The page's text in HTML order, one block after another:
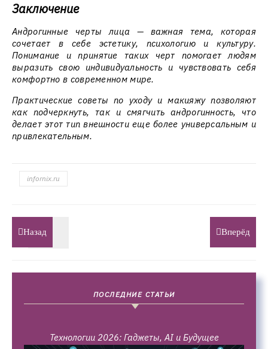
Заключение
Андрогинные черты лица — важная тема, которая
сочетает в себе эстетику, психологию и культуру.
Понимание и принятие таких черт помогает людям
выразить свою индивидуальность и чувствовать себя
комфортно в современном мире.
Практические советы по уходу и макияжу позволяют
как подчеркнуть, так и смягчить андрогинность, что
делает этот тип внешности еще более универсальным и
привлекательным.
infornix.ru
Назад Вперёд
ПОСЛЕДНИЕ СТАТЬИ
Технологии 2026: Гаджеты, AI и Будущее